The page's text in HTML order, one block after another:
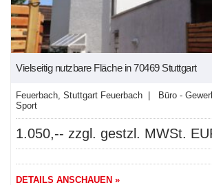
Vielseitig nutzbare Fläche in 70469 Stuttgart
Feuerbach, Stuttgart Feuerbach | Büro -
Sport
1.050,-- zzgl. gestzl. MWSt.
DETAILS ANSCHAUEN »